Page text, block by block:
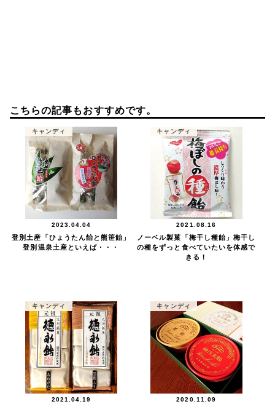
こちらの記事もおすすめです。
キャンディ
2023.04.04
登別土産「ひょうたん飴と熊笹飴」
登別温泉土産といえば・・・
キャンディ
2021.08.16
ノーベル製菓「梅干し種飴」梅干し
の種をずっと食べていたいを体感で
きる！
キャンディ
2021.04.19
キャンディ
2020.11.09